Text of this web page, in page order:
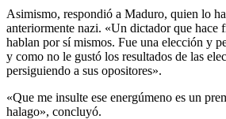
Asimismo, respondió a Maduro, quien lo
anteriormente nazi. «Un dictador que hace
hablan por sí mismos. Fue una elección y
y como no le gustó los resultados de las
persiguiendo a sus opositores».
«Que me insulte ese energúmeno es un
halago», concluyó.